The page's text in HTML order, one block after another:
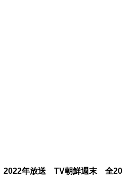
2022年放送 TV朝鮮週末 全20